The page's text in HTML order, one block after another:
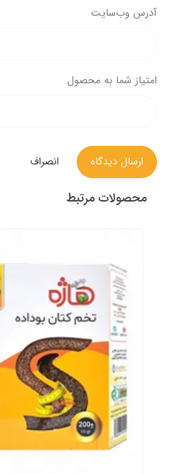
آدرس وب‌سایت
امتیاز شما به محصول
ارسال دیدگاه انصراف
محصولات مرتبط